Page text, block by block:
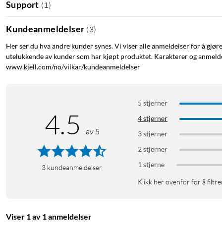
Support (1 )
Kundeanmeldelser (3)
Her ser du hva andre kunder synes. Vi viser alle anmeldelser for å
utelukkende av kunder som har kjøpt produktet. Karakterer og
www.kjell.com/no/vilkar/kundeanmeldelser
4.5 av 5
3 kundeanmeldelser
5 stjerner
4 stjerner
3 stjerner
2 stjerner
1 stjerne
Klikk her ovenfor for å
Viser 1 av 1 anmeldelser